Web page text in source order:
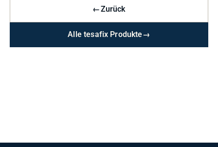
←Zurück
Alle tesafix Produkte→